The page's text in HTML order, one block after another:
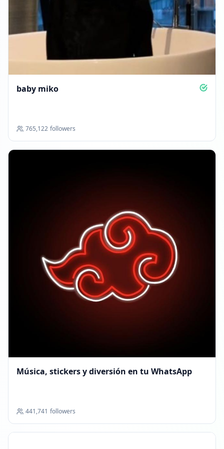
07:54
Alcanzó 988.6K seguidores
baby miko
765,122 followers
Música, stickers y diversión en tu WhatsApp
441,741 followers